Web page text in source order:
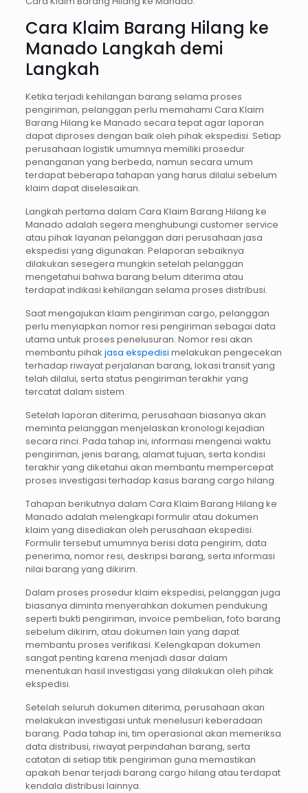
Cara Klaim Barang Hilang ke
Manado Langkah demi
Langkah
Ketika terjadi kehilangan barang selama proses
pengiriman, pelanggan perlu memahami Cara Klaim
Barang Hilang ke Manado secara tepat agar laporan
dapat diproses dengan baik oleh pihak ekspedisi. Setiap
perusahaan logistik umumnya memiliki prosedur
penanganan yang berbeda, namun secara umum
terdapat beberapa tahapan yang harus dilalui sebelum
klaim dapat diselesaikan.
Langkah pertama dalam Cara Klaim Barang Hilang ke
Manado adalah segera menghubungi customer service
atau pihak layanan pelanggan dari perusahaan jasa
ekspedisi yang digunakan. Pelaporan sebaiknya
dilakukan sesegera mungkin setelah pelanggan
mengetahui bahwa barang belum diterima atau
terdapat indikasi kehilangan selama proses distribusi.
Saat mengajukan klaim pengiriman cargo, pelanggan
perlu menyiapkan nomor resi pengiriman sebagai data
utama untuk proses penelusuran. Nomor resi akan
membantu pihak jasa ekspedisi melakukan pengecekan
terhadap riwayat perjalanan barang, lokasi transit yang
telah dilalui, serta status pengiriman terakhir yang
tercatat dalam sistem.
Setelah laporan diterima, perusahaan biasanya akan
meminta pelanggan menjelaskan kronologi kejadian
secara rinci. Pada tahap ini, informasi mengenai waktu
pengiriman, jenis barang, alamat tujuan, serta kondisi
terakhir yang diketahui akan membantu mempercepat
proses investigasi terhadap kasus barang cargo hilang.
Tahapan berikutnya dalam Cara Klaim Barang Hilang ke
Manado adalah melengkapi formulir atau dokumen
klaim yang disediakan oleh perusahaan ekspedisi.
Formulir tersebut umumnya berisi data pengirim, data
penerima, nomor resi, deskripsi barang, serta informasi
nilai barang yang dikirim.
Dalam proses prosedur klaim ekspedisi, pelanggan juga
biasanya diminta menyerahkan dokumen pendukung
seperti bukti pengiriman, invoice pembelian, foto barang
sebelum dikirim, atau dokumen lain yang dapat
membantu proses verifikasi. Kelengkapan dokumen
sangat penting karena menjadi dasar dalam
menentukan hasil investigasi yang dilakukan oleh pihak
ekspedisi.
Setelah seluruh dokumen diterima, perusahaan akan
melakukan investigasi untuk menelusuri keberadaan
barang. Pada tahap ini, tim operasional akan memeriksa
data distribusi, riwayat perpindahan barang, serta
catatan di setiap titik pengiriman guna memastikan
apakah benar terjadi barang cargo hilang atau terdapat
kendala distribusi lainnya.